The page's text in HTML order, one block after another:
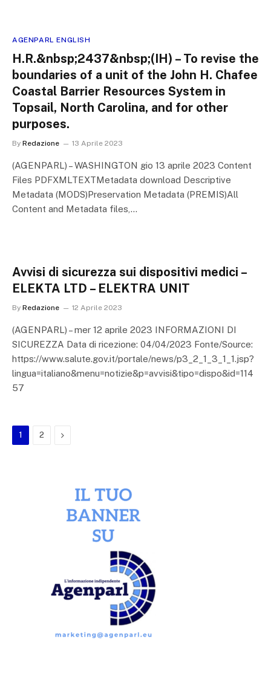
AGENPARL ENGLISH
H.R.&nbsp;2437&nbsp;(IH) – To revise the
boundaries of a unit of the John H. Chafee
Coastal Barrier Resources System in
Topsail, North Carolina, and for other
purposes.
By Redazione 13 Aprile 2023
(AGENPARL) – WASHINGTON gio 13 aprile 2023 Content
Files PDFXMLTEXTMetadata download Descriptive
Metadata (MODS)Preservation Metadata (PREMIS)All
Content and Metadata files,…
Avvisi di sicurezza sui dispositivi medici –
ELEKTA LTD – ELEKTRA UNIT
By Redazione 12 Aprile 2023
(AGENPARL) – mer 12 aprile 2023 INFORMAZIONI DI
SICUREZZA Data di ricezione: 04/04/2023 Fonte/Source:
https://www.salute.gov.it/portale/news/p3_2_1_3_1_1.jsp?
lingua=italiano&menu=notizie&p=avvisi&tipo=dispo&id=114
57
1 2 Next